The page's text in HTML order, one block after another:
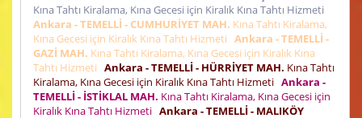
Kına Tahtı Kiralama, Kına Gecesi için Kiralık Kına Tahtı Hizmeti
Ankara - TEMELLİ - CUMHURİYET MAH. Kına Tahtı Kiralama,
Kına Gecesi için Kiralık Kına Tahtı Hizmeti Ankara - TEMELLİ -
GAZİ MAH. Kına Tahtı Kiralama, Kına Gecesi için Kiralık Kına
Tahtı Hizmeti Ankara - TEMELLİ - HÜRRİYET MAH. Kına Tahtı
Kiralama, Kına Gecesi için Kiralık Kına Tahtı Hizmeti Ankara -
TEMELLİ - İSTİKLAL MAH. Kına Tahtı Kiralama, Kına Gecesi için
Kiralık Kına Tahtı Hizmeti Ankara - TEMELLİ - MALIKÖY